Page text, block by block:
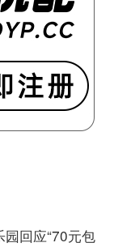
回应“70元包